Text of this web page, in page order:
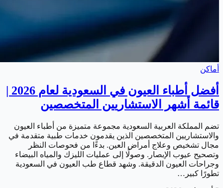
أماكن
أفضل أطباء العيون في السعودية لعام 2026 |
قائمة أشهر الاستشاريين المتخصصين
تضم المملكة العربية السعودية مجموعة متميزة من أطباء العيون
والاستشاريين المتخصصين الذين يقدمون خدمات طبية متقدمة في
مجال تشخيص وعلاج أمراض العين. بدءًا من فحوصات النظر
وتصحيح عيوب الإبصار. وصولًا إلى عمليات الليزك والمياه البيضاء
وجراحات العيون الدقيقة. وشهد قطاع طب العيون في السعودية
تطورًا كبير…